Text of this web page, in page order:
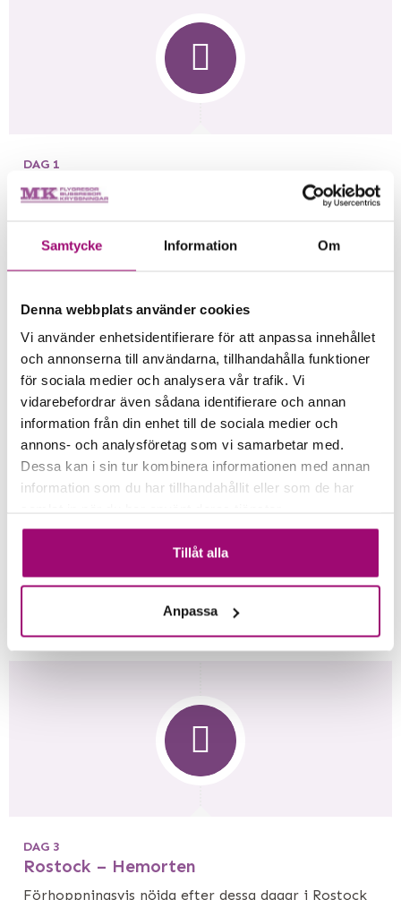
Samtycke Information Om
Denna webbplats använder cookies
Vi använder enhetsidentifierare för att anpassa innehållet
och annonserna till användarna, tillhandahålla funktioner
för sociala medier och analysera vår trafik. Vi
vidarebefordrar även sådana identifierare och annan
information från din enhet till de sociala medier och
annons- och analysföretag som vi samarbetar med.
Dessa kan i sin tur kombinera informationen med annan
information som du har tillhandahållit eller som de har
Tillåt alla
Anpassa
DAG 1
Hemorten – Rostock
hotell och har kvällen fri för egna strövtåg.
DAG 2
Rostock
vi möjlighet att gå omkring bland alla stånden med
deras goda öl. Allt inom nära avstånd. Rostock är
en riktig klassisk julmarknadsstad. Vill ni läsa mer
DAG 3
Rostock – Hemorten
Förhoppningsvis nöjda efter dessa dagar i Rostock